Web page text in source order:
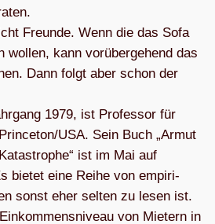
Freunde. Wenn die das Sofa
wol­len, kann vor­über­ge­hend das
Dann folgt aber schon der
1979, ist Pro­fes­sor für
USA. Sein Buch „Armut
ist im Mai auf
bie­tet eine Reihe von empi­ri­
sonst eher sel­ten zu lesen ist.
von Mie­tern in